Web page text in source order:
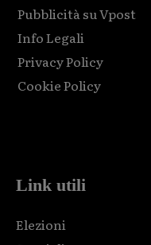
Pubblicità su Vpost
Info Legali
Privacy Policy
Cookie Policy
Link utili
Elezioni